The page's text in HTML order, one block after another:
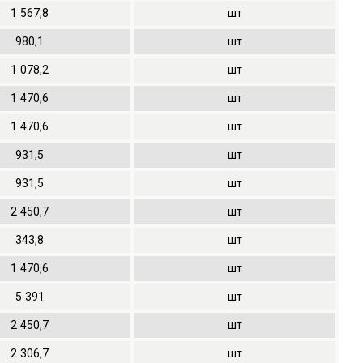
1 567,8 шт
980,1 шт
1 078,2 шт
1 470,6 шт
1 470,6 шт
931,5 шт
931,5 шт
2 450,7 шт
343,8 шт
1 470,6 шт
5 391 шт
2 450,7 шт
2 306,7 шт